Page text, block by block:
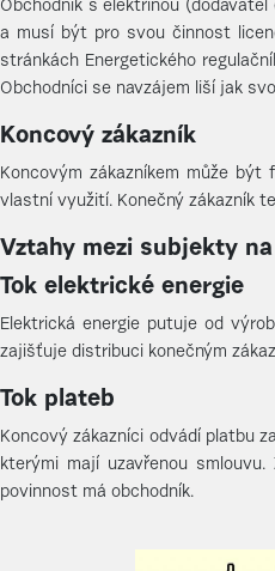
Obchodník s elektřinou
a musí být pro svou činnost
stránkách Energetického
Obchodníci se navzájem liší jak
Koncový zákazník
Koncovým zákazníkem může být
vlastní využití. Konečný zákazník
Vztahy mezi subjekty
Tok elektrické energie
Elektrická energie putuje od
zajišťuje distribuci konečným
Tok plateb
Koncový zákazníci odvádí platbu
kterými mají uzavřenou
povinnost má obchodník.